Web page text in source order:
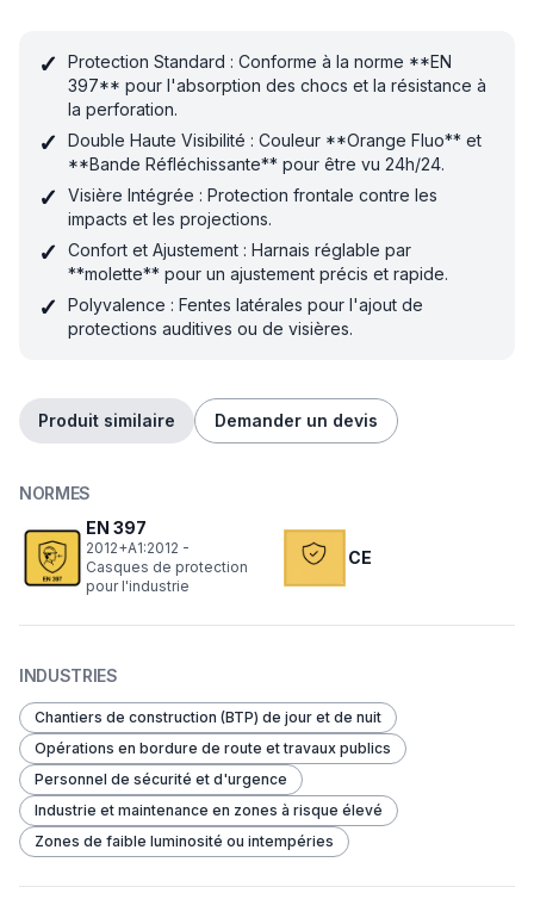
✓
Protection Standard : Conforme à la norme **EN
397** pour l'absorption des chocs et la résistance à
la perforation.
✓
Double Haute Visibilité : Couleur **Orange Fluo** et
**Bande Réfléchissante** pour être vu 24h/24.
✓
Visière Intégrée : Protection frontale contre les
impacts et les projections.
✓
Confort et Ajustement : Harnais réglable par
**molette** pour un ajustement précis et rapide.
✓
Polyvalence : Fentes latérales pour l'ajout de
protections auditives ou de visières.
Produit similaire Demander un devis
NORMES
EN 397
2012+A1:2012 -
Casques de protection
pour l'industrie
CE
INDUSTRIES
Chantiers de construction (BTP) de jour et de nuit
Opérations en bordure de route et travaux publics
Personnel de sécurité et d'urgence
Industrie et maintenance en zones à risque élevé
Zones de faible luminosité ou intempéries